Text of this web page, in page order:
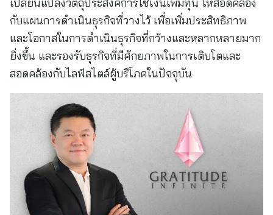
กับแผนการดำเนินธุรกิจที่วางไว้ เพื่อเพิ่มประสิทธิภาพ
และโอกาสในการดำเนินธุรกิจที่กว้างและหลากหลายมาก
ยิ่งขึ้น และรองรับธุรกิจที่มีศักยภาพในการเติบโตและ
สอดคล้องกับไลฟ์สไตล์ผู้บริโภคในปัจจุบัน